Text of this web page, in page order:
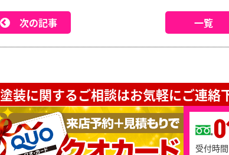
次の記事 一覧
塗装に関するご相談はお気軽にご連絡
受付時